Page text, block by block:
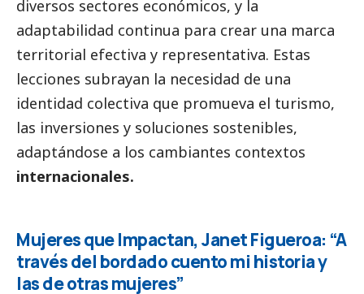
diversos sectores económicos, y la
adaptabilidad continua para crear una marca
territorial efectiva y representativa. Estas
lecciones subrayan la necesidad de una
identidad colectiva que promueva el turismo,
las inversiones y soluciones sostenibles,
adaptándose a los cambiantes contextos
internacionales.
Mujeres que Impactan, Janet Figueroa: “A
través del bordado cuento mi historia y
las de otras mujeres”